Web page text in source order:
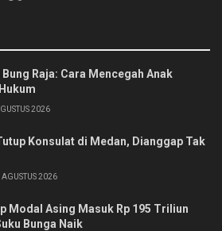
Raja: Cara Mencegah Anak
2026
Konsulat di Medan, Dianggap Tak
AGUSTUS 2026
Modal Asing Masuk Rp 195 Triliun
Bunga Naik